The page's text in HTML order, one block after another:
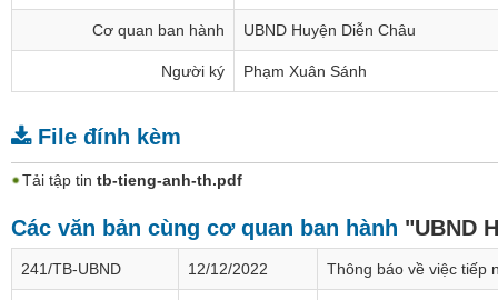
Cơ quan ban hành UBND Huyện Diễn Châu
Người ký Phạm Xuân Sánh
File đính kèm
Tải tập tin tb-tieng-anh-th.pdf
Các văn bản cùng cơ quan ban hành "UBND
241/TB-UBND 12/12/2022 Thông báo về việc tiếp